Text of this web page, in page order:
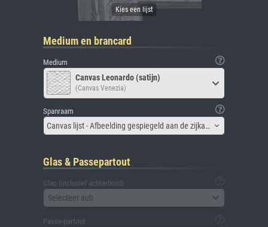
Medium en brancard
Medium
Canvas Leonardo (satijn)
(Canvas Venezia)
Spanraam
Canvas lijst - Afbeelding gespiegeld aan de zijkant
Glas & Passepartout
Glas (inclusief achterbord)
Selecteer aub
Passe-partout